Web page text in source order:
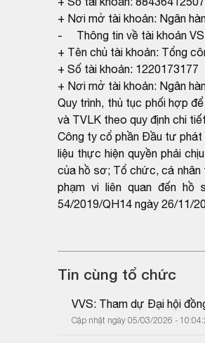
+ Nơi mở tài khoản: Ngân
- Thông tin về tài khoản
+ Tên chủ tài khoản: Tổng
+ Số tài khoản: 1220173177
+ Nơi mở tài khoản: Ngân
Quy trình, thủ tục phối hợp
và TVLK theo quy định chi
Công ty cổ phần Đầu tư phát
liệu thực hiện quyền phải
của hồ sơ; Tổ chức, cá nhân
phạm vi liên quan đến
54/2019/QH14 ngày 26/11/
Tin cùng tổ chức
VVS: Tham dự Đại hội
Cập nhật ngày 05/03/2026 -